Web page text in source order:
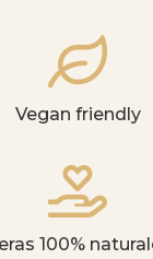
Vegan friendly
100%